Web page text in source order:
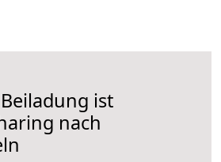
ist
nach